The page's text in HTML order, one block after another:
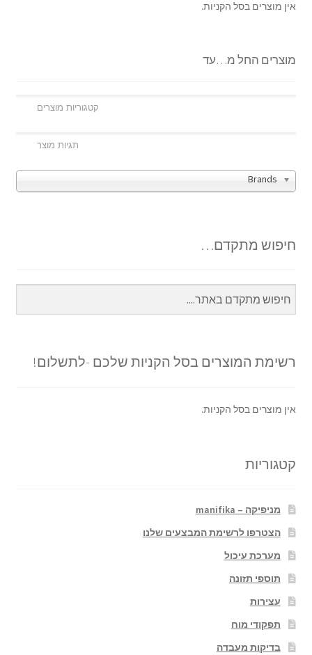
אין מוצרים בסל הקניות.
מוצרים החל מ…עד
Brands
חיפוש מתקדם…
רשימת המוצרים בסל הקניות שלכם -לתשלום!
אין מוצרים בסל הקניות.
קטגוריות
מניפיקה – manifika
הצטרפו לרשימת המבצעים שלנו
מערכת עיכול
תוספי תזונה
עצירות
תפקודי מוח
בדיקות מעבדה